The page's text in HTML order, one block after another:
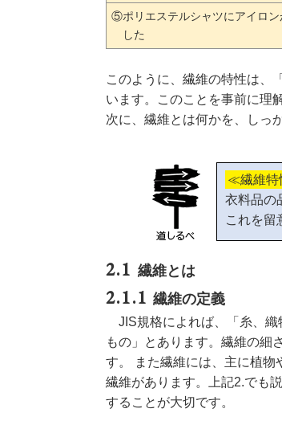
⑤ポリエステルシャツにアイロン
した
このように、繊維の特性は、
います。このことを事前に理
次に、繊維とは何かを、しっ
≪繊維特
衣料品の
これを留
繊維とは
繊維の定義
JIS規格によれば、「糸、織
もの」とあります。繊維の細
す。 また繊維には、主に植物
繊維があります。上記2.でも
することが大切です。